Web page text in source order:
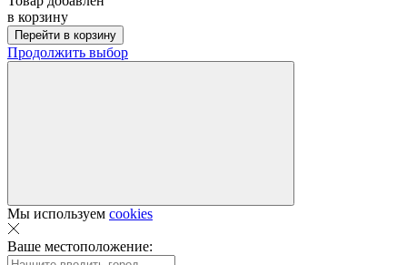
в корзину
Перейти в корзину
Продолжить выбор
Мы используем cookies
Ваше местоположение: